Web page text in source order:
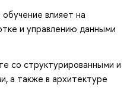
влияет на
и управлению данными
со структурированными и
а также в архитектуре